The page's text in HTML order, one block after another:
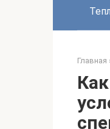
Главная